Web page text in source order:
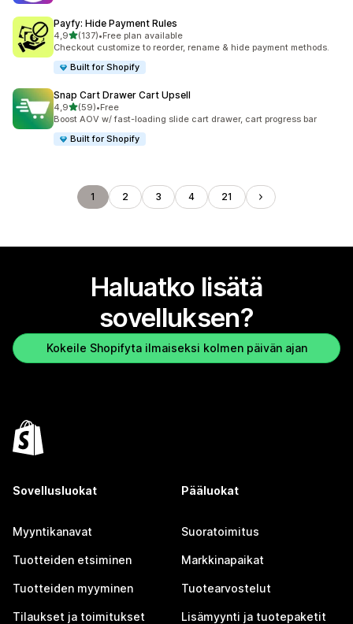
Payfy: Hide Payment Rules
4,9/ 5 tähteä
(137)
137 arvostelua yhteensä
•Free plan available
Checkout customize to reorder, rename & hide payment methods.
Built for Shopify
Snap Cart Drawer Cart Upsell
4,9/ 5 tähteä
(59)
59 arvostelua yhteensä
•Free
Boost AOV w/ fast-loading slide cart drawer, cart progress bar
Built for Shopify
1 2 3 4 21
Haluatko lisätä
sovelluksen?
Kokeile Shopifyta ilmaiseksi kolmen päivän ajan
Sovellusluokat
Myyntikanavat
Tuotteiden etsiminen
Tuotteiden myyminen
Tilaukset ja toimitukset
Pääluokat
Suoratoimitus
Markkinapaikat
Tuotearvostelut
Lisämyynti ja tuotepaketit